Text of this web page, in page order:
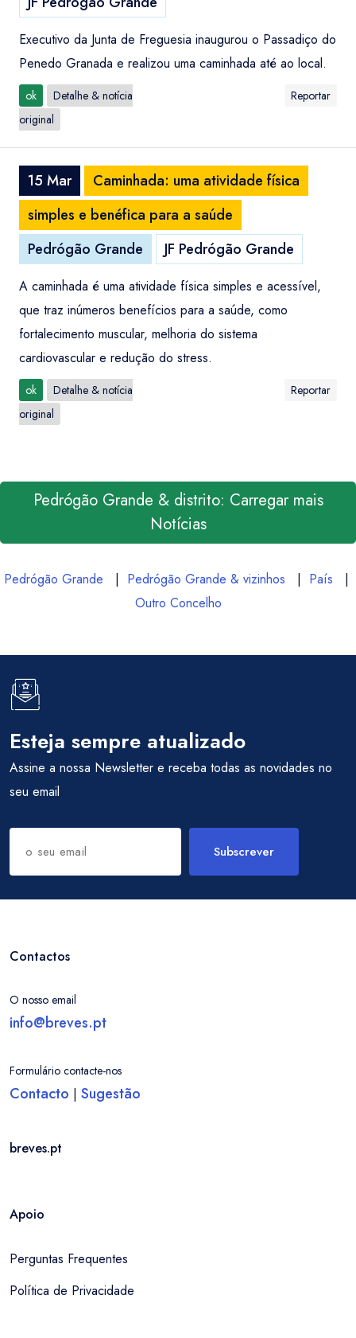
Executivo da Junta de Freguesia inaugurou o Passadiço do
Penedo Granada e realizou uma caminhada até ao local.
ok
Detalhe & notícia
original
Reportar
15 Mar
Caminhada: uma atividade física
simples e benéfica para a saúde
Pedrógão Grande
JF Pedrógão Grande
A caminhada é uma atividade física simples e acessível,
que traz inúmeros benefícios para a saúde, como
fortalecimento muscular, melhoria do sistema
cardiovascular e redução do stress.
ok
Detalhe & notícia
original
Reportar
Pedrógão Grande & distrito: Carregar mais
Notícias
Pedrógão Grande | Pedrógão Grande & vizinhos | País |
Outro Concelho
Esteja sempre atualizado
Assine a nossa Newsletter e receba todas as novidades no
seu email
Subscrever
Contactos
O nosso email
info@breves.pt
Formulário contacte-nos
Contacto | Sugestão
breves.pt
Apoio
Perguntas Frequentes
Política de Privacidade